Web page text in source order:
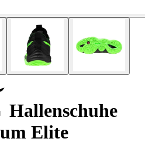
Hallenschuhe
Elite